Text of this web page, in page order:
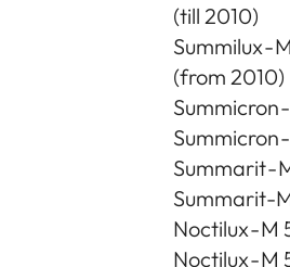
(till 2010)
Summilux -
(from 2010)
Summicron
Summicron
Summarit -
Summarit-
Noctilux - M
Noctilux - M